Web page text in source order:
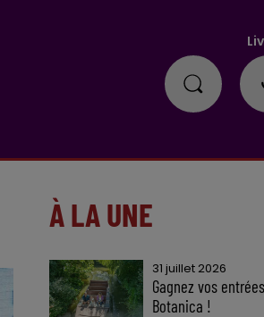
À LA UNE
31 juillet 2026
Gagnez vos
Botanica !